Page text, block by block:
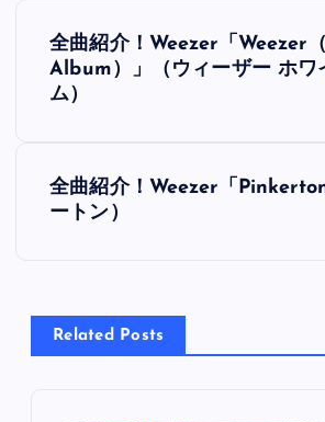
投
稿
ビ
シ
全曲紹介！Weezer「Weezer
Album）」（ウィーザー ホワ
ム）
全曲紹介！Weezer「
ートン）
Related Posts